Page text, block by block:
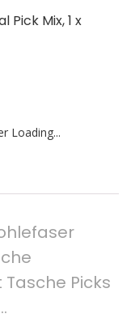
Pick Mix, 1 x
Loading...
Picks